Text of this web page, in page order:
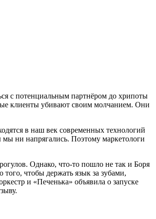
с потенциальным партнёром до хрипоты
клиенты убивают своим молчанием. Они
в наш век современных технологий
мы ни напрягались. Поэтому маркетологи
Однако, что-то пошло не так и Боря
чтобы держать язык за зубами,
и «Печенька» объявила о запуске